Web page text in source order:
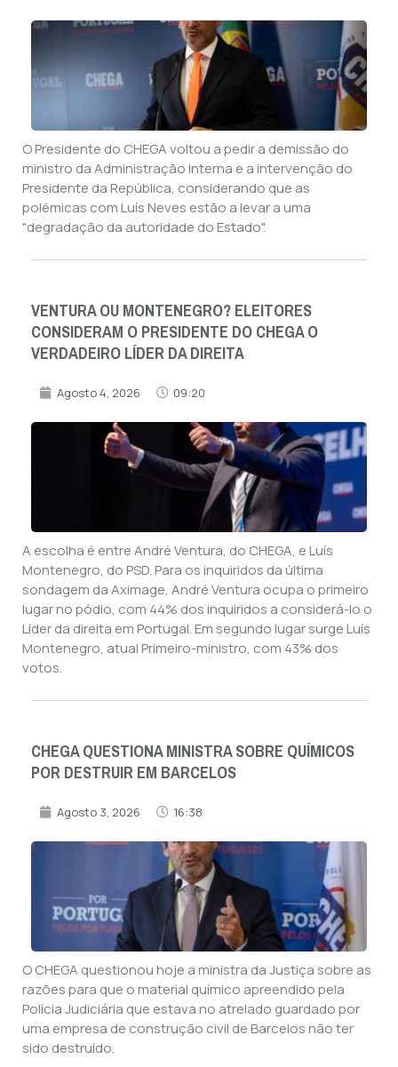
O Presidente do CHEGA voltou a pedir a demissão do
ministro da Administração Interna e a intervenção do
Presidente da República, considerando que as
polémicas com Luís Neves estão a levar a uma
"degradação da autoridade do Estado".
VENTURA OU MONTENEGRO? ELEITORES
CONSIDERAM O PRESIDENTE DO CHEGA O
VERDADEIRO LÍDER DA DIREITA
Agosto 4, 2026 09:20
A escolha é entre André Ventura, do CHEGA, e Luís
Montenegro, do PSD. Para os inquiridos da última
sondagem da Aximage, André Ventura ocupa o primeiro
lugar no pódio, com 44% dos inquiridos a considerá-lo o
Líder da direita em Portugal. Em segundo lugar surge Luís
Montenegro, atual Primeiro-ministro, com 43% dos
votos.
CHEGA QUESTIONA MINISTRA SOBRE QUÍMICOS
POR DESTRUIR EM BARCELOS
Agosto 3, 2026 16:38
O CHEGA questionou hoje a ministra da Justiça sobre as
razões para que o material químico apreendido pela
Polícia Judiciária que estava no atrelado guardado por
uma empresa de construção civil de Barcelos não ter
sido destruído.